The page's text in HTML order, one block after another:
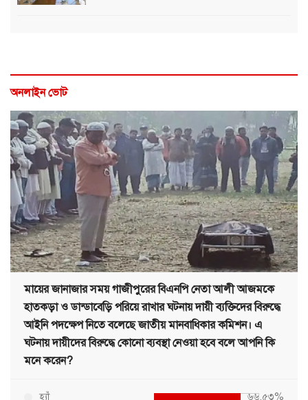
অনলাইন ভোট
মায়ের জানাজার সময় গাজীপুরের বিএনপি নেতা আলী আজমকে
হাতকড়া ও ডান্ডাবেড়ি পরিয়ে রাখার ঘটনায় দায়ী ব্যক্তিদের বিরুদ্ধে
আইনি পদক্ষেপ নিতে বলেছে জাতীয় মানবাধিকার কমিশন। এ
ঘটনায় দায়ীদের বিরুদ্ধে কোনো ব্যবস্থা নেওয়া হবে বলে আপনি কি
মনে করেন?
হ্যাঁ ৬৬.৫৩%